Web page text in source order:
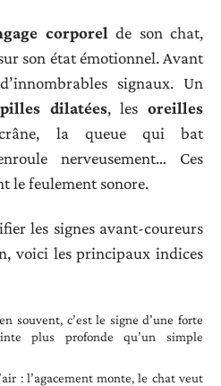
corporel de son chat,
son état émotionnel. Avant
signaux. Un
dilatées, lesoreilles
la queue qui bat
nerveusement… Ces
le feulement sonore.
les signes avant-coureurs
voici les principaux indices
souvent, c’est le signe d’une forte
plus profonde qu’un simple
: l’agacement monte, le chat veut